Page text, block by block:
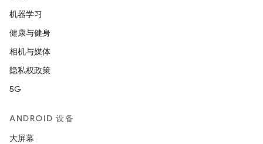
机器学习
健康与健身
相机与媒体
隐私权政策
5G
ANDROID 设备
大屏幕